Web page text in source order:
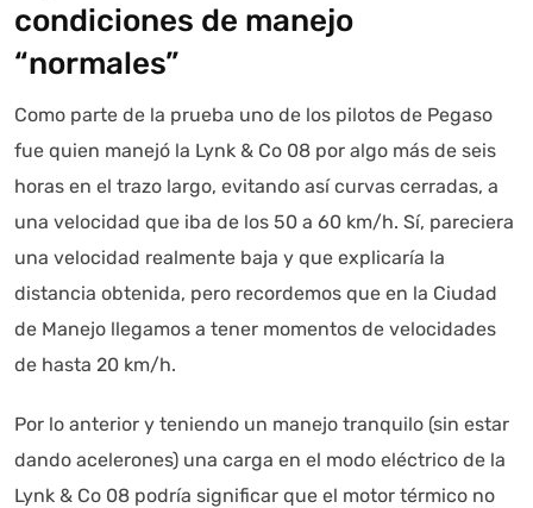
condiciones de manejo
“normales”
Como parte de la prueba uno de los pilotos de Pegaso
fue quien manejó la Lynk & Co 08 por algo más de seis
horas en el trazo largo, evitando así curvas cerradas, a
una velocidad que iba de los 50 a 60 km/h. Sí, pareciera
una velocidad realmente baja y que explicaría la
distancia obtenida, pero recordemos que en la Ciudad
de Manejo llegamos a tener momentos de velocidades
de hasta 20 km/h.
Por lo anterior y teniendo un manejo tranquilo (sin estar
dando acelerones) una carga en el modo eléctrico de la
Lynk & Co 08 podría significar que el motor térmico no